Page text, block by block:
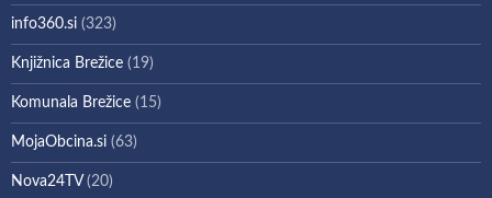
info360.si (323)
Knjižnica Brežice (19)
Komunala Brežice (15)
MojaObcina.si (63)
Nova24TV(20)